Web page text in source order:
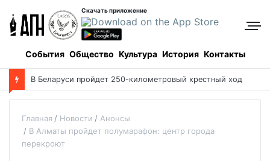
Скачать приложение
События Общество Культура История Контакты
В Беларуси пройдет 250-километровый крестный ход
Главная Новости
Анонсы
В Алматы пройдет полумарафон: центр города
перекроют